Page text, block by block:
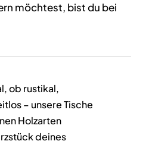
möchtest, bist du bei
ob rustikal,
– unsere Tische
Holzarten
deines